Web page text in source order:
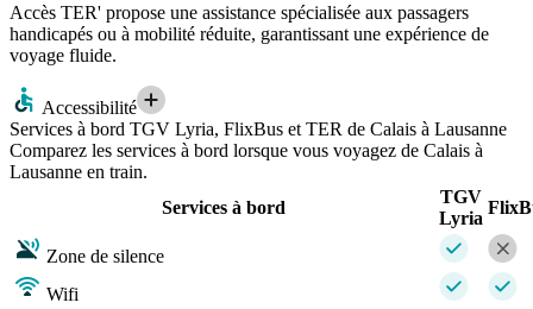
Accès TER' propose une assistance spécialisée aux passagers
handicapés ou à mobilité réduite, garantissant une expérience de
voyage fluide.
Accessibilité
Services à bord TGV Lyria, FlixBus et TER de Calais à Lausanne
Comparez les services à bord lorsque vous voyagez de Calais à
Lausanne en train.
Services à bord
TGV
Lyria
Zone de silence
Wifi